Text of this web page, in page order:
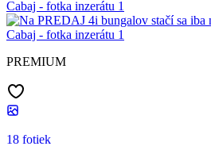
PREMIUM
18 fotiek